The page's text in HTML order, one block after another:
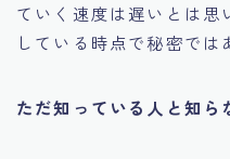
ていく速度は遅いとは
している時点で秘密では
ただ知っている人と知ら